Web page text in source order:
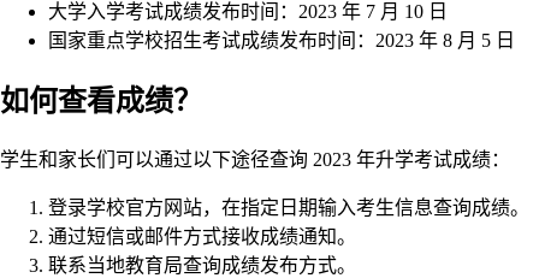
大学入学考试成绩发布时间：2023 年 7 月 10 日
国家重点学校招生考试成绩发布时间：2023 年 8 月 5 日
如何查看成绩？
学生和家长们可以通过以下途径查询 2023 年升学考试成绩：
登录学校官方网站，在指定日期输入考生信息查询成绩。
通过短信或邮件方式接收成绩通知。
联系当地教育局查询成绩发布方式。